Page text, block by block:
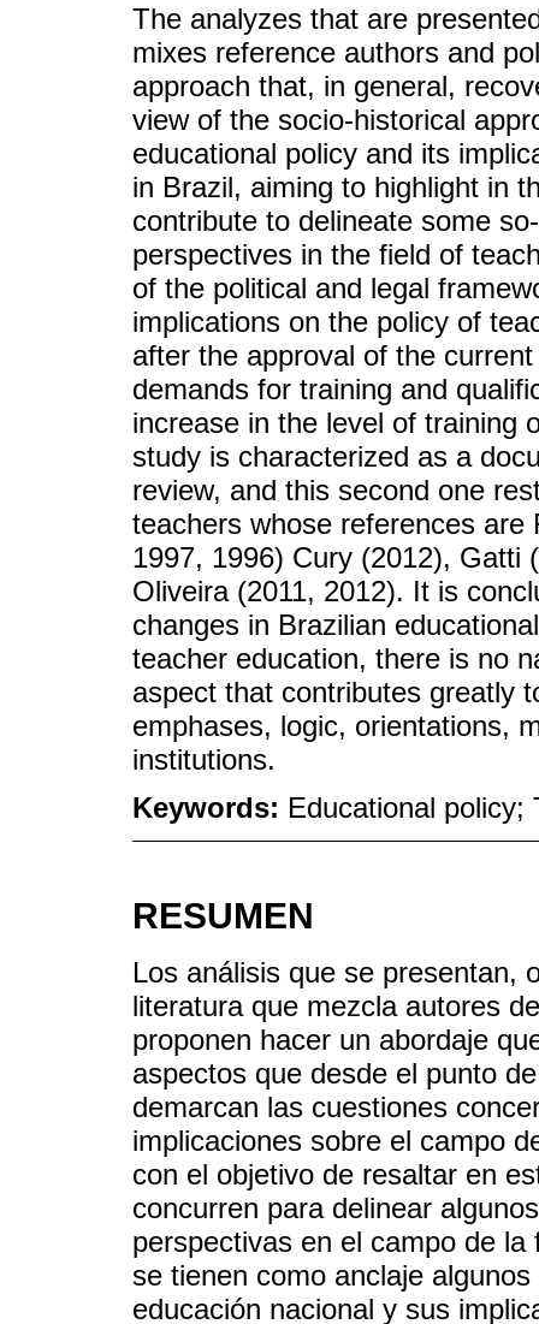
The analyzes that are
mixes reference authors and
approach that, in general,
view of the socio-historical
educational policy and its
in Brazil, aiming to highlight in
contribute to delineate some
perspectives in the field of
of the political and legal
implications on the policy of
after the approval of the
demands for training and
increase in the level of training
study is characterized as a
review, and this second one
teachers whose references
1997, 1996) Cury (2012), Gatti
Oliveira (2011, 2012). It is
changes in Brazilian
teacher education, there is no
aspect that contributes greatly
emphases, logic, orientations,
institutions.
Keywords: Educational policy;
RESUMEN
Los análisis que se presentan,
literatura que mezcla autores
proponen hacer un abordaje
aspectos que desde el punto
demarcan las cuestiones
implicaciones sobre el campo
con el objetivo de resaltar en
concurren para delinear
perspectivas en el campo de
se tienen como anclaje
educación nacional y sus